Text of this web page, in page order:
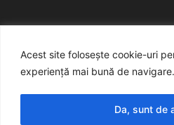
Acest site folosește cookie-uri
experiență mai bună de navigare.
Da, sunt de